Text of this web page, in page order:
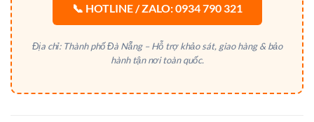
📞 HOTLINE / ZALO: 0934 790 321
Địa chỉ: Thành phố Đà Nẵng – Hỗ trợ khảo sát, giao hàng & bảo
hành tận nơi toàn quốc.